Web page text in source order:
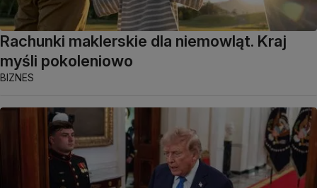
Rachunki maklerskie dla niemowląt. Kraj
myśli pokoleniowo
BIZNES